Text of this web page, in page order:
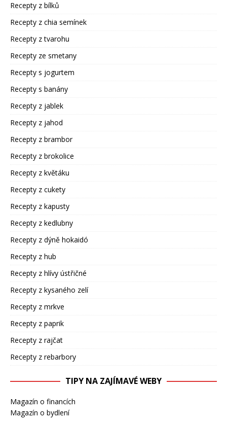
Recepty z bílků
Recepty z chia semínek
Recepty z tvarohu
Recepty ze smetany
Recepty s jogurtem
Recepty s banány
Recepty z jablek
Recepty z jahod
Recepty z brambor
Recepty z brokolice
Recepty z květáku
Recepty z cukety
Recepty z kapusty
Recepty z kedlubny
Recepty z dýně hokaidó
Recepty z hub
Recepty z hlívy ústřičné
Recepty z kysaného zelí
Recepty z mrkve
Recepty z paprik
Recepty z rajčat
Recepty z rebarbory
TIPY NA ZAJÍMAVÉ WEBY
Magazín o financích
Magazín o bydlení